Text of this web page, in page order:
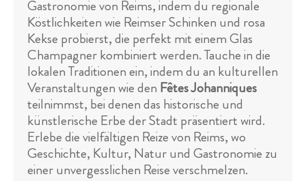
Gastronomie von Reims, indem du regionale
Köstlichkeiten wie Reimser Schinken und rosa
Kekse probierst, die perfekt mit einem Glas
Champagner kombiniert werden. Tauche in die
lokalen Traditionen ein, indem du an kulturellen
Veranstaltungen wie den Fêtes Johanniques
teilnimmst, bei denen das historische und
künstlerische Erbe der Stadt präsentiert wird.
Erlebe die vielfältigen Reize von Reims, wo
Geschichte, Kultur, Natur und Gastronomie zu
einer unvergesslichen Reise verschmelzen.